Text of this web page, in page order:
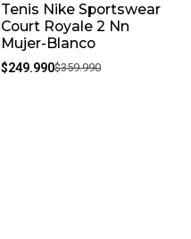
-31%
Tenis Nike Sportswear
Court Royale 2 Nn
Mujer-Blanco
$249.990$359.990